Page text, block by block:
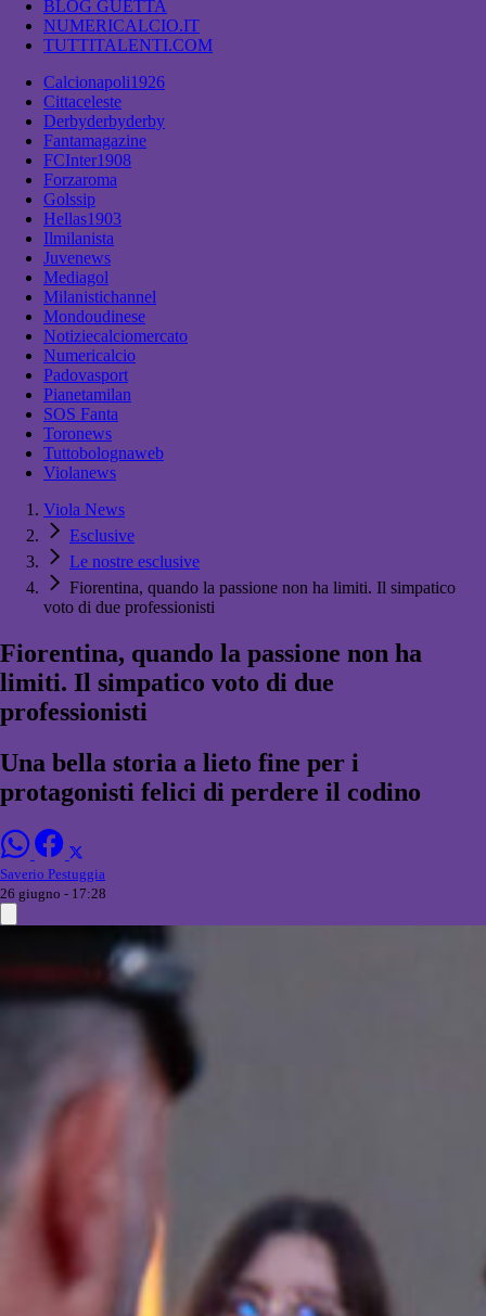
BLOG GUETTA
NUMERICALCIO.IT
TUTTITALENTI.COM
Calcionapoli1926
Cittaceleste
Derbyderbyderby
Fantamagazine
FCInter1908
Forzaroma
Golssip
Hellas1903
Ilmilanista
Juvenews
Mediagol
Milanistichannel
Mondoudinese
Notiziecalciomercato
Numericalcio
Padovasport
Pianetamilan
SOS Fanta
Toronews
Tuttobolognaweb
Violanews
Viola News
Esclusive
Le nostre esclusive
Fiorentina, quando la passione non ha limiti. Il simpatico
voto di due professionisti
Fiorentina, quando la passione non ha
limiti. Il simpatico voto di due
professionisti
Una bella storia a lieto fine per i
protagonisti felici di perdere il codino
Saverio Pestuggia
26 giugno - 17:28